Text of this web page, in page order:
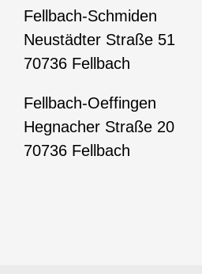
Fellbach-Schmiden
Neustädter Straße 51
70736 Fellbach
Fellbach-Oeffingen
Hegnacher Straße 20
70736 Fellbach